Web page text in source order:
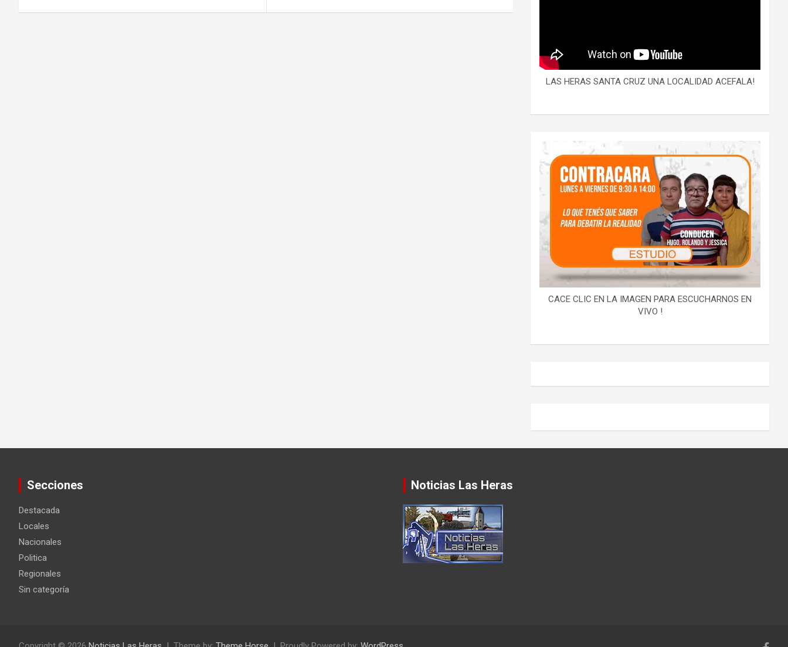
LAS HERAS SANTA CRUZ UNA LOCALIDAD ACEFALA!
CACE CLIC EN LA IMAGEN PARA ESCUCHARNOS EN
VIVO !
Secciones
Destacada
Locales
Nacionales
Politica
Regionales
Sin categoría
Noticias Las Heras